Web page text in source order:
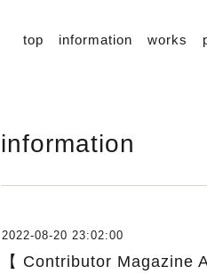
top information works
information
2022-08-20 23:02:00
【 Contributor Magazine